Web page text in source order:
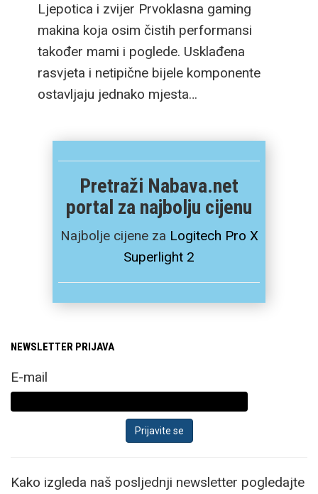
Ljepotica i zvijer Prvoklasna gaming
makina koja osim čistih performansi
također mami i poglede. Usklađena
rasvjeta i netipične bijele komponente
ostavljaju jednako mjesta…
Pretraži Nabava.net
portal za najbolju cijenu
Najbolje cijene za Logitech Pro X
Superlight 2
NEWSLETTER PRIJAVA
E-mail
Kako izgleda naš posljednji newsletter pogledajte